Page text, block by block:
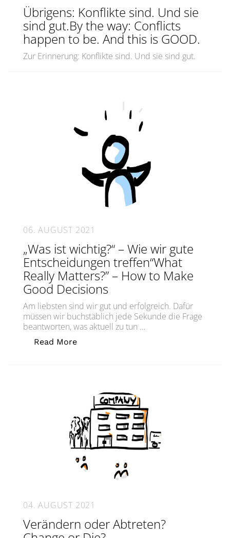
Übrigens: Konflikte sind. Und sie
sind gut.By the way: Conflicts
happen to be. And this is GOOD.
Zur Erinnerung: Konflikte sind. Und sie sind gut.
06. AUGUST 2021
„Was ist wichtig?“ – Wie wir gute
Entscheidungen treffen“What
Really Matters?” – How to Make
Good Decisions
Am liebsten sind wir gut und erfolgreich. Dafür
müssen wir buchstäblich jede Sekunde die Frage
beantworten, was aktuell zu tun …
Read More„„Was ist wichtig?“ – Wie wir gute
04. AUGUST 2021
Verändern oder Abtreten?